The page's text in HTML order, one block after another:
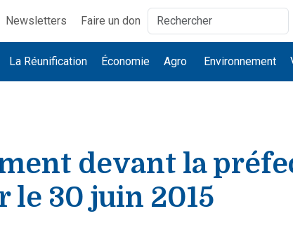
Newsletters Faire un don
La Réunification Économie Agro Environnement
devant la
le 30 juin 2015